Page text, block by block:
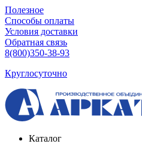
Полезное
Способы оплаты
Условия доставки
Обратная связь
8(800)350-38-93
Круглосуточно
Каталог